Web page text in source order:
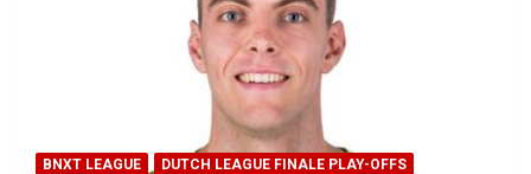
BNXT LEAGUE DUTCH LEAGUE FINALE PLAY-OFFS